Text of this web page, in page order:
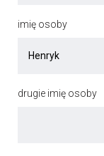
imię osoby
drugie imię osoby